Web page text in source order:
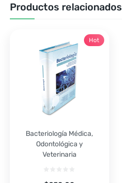
Productos relacionados
Bacteriología Médica,
Odontológica y
Veterinaria
Hot